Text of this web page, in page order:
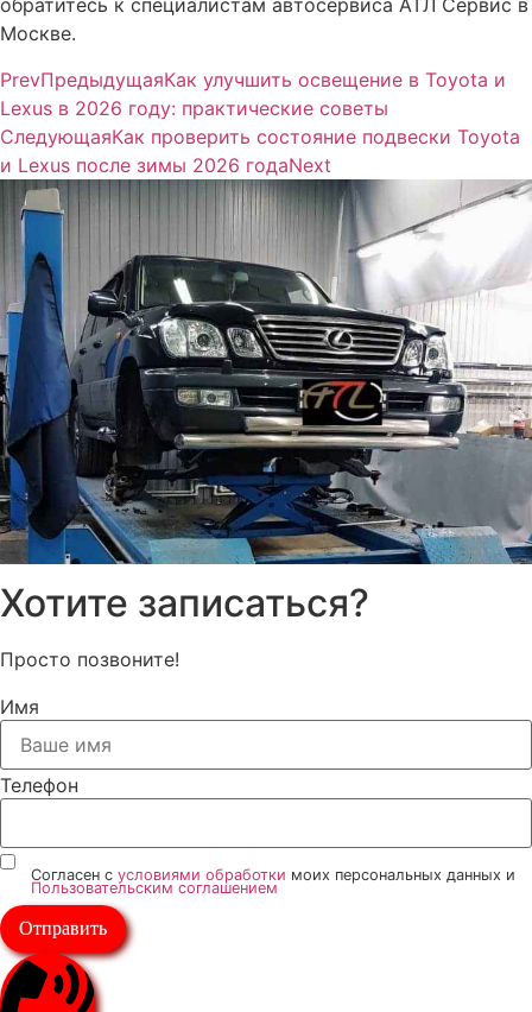
обратитесь к специалистам автосервиса АТЛ Сервис в
Москве.
PrevПредыдущаяКак улучшить освещение в Toyota и
Lexus в 2026 году: практические советы
СледующаяКак проверить состояние подвески Toyota
и Lexus после зимы 2026 годаNext
Хотите записаться?
Просто позвоните!
Имя
Телефон
Согласен с условиями обработки моих персональных данных и
Пользовательским соглашением
Отправить